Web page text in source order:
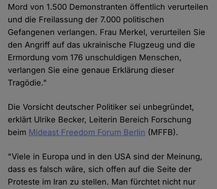
Mord von 1.500 Demonstranten öffentlich verurteilen
und die Freilassung der 7.000 politischen
Gefangenen verlangen. Frau Merkel, verurteilen Sie
den Angriff auf das ukrainische Flugzeug und die
Ermordung vom 176 unschuldigen Menschen,
verlangen Sie eine genaue Erklärung dieser
Tragödie."
Die Vorsicht deutscher Politiker sei unbegründet,
erklärt Ulrike Becker, Leiterin Bereich Forschung
beim Mideast Freedom Forum Berlin (MFFB).
"Viele in Europa und in den USA sind der Meinung,
dass es falsch wäre, sich offen auf die Seite der
Proteste im Iran zu stellen. Man fürchtet nicht nur